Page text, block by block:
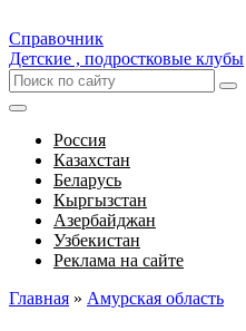
Справочник
Детские , подростковые клубы
Россия
Казахстан
Беларусь
Кыргызстан
Азербайджан
Узбекистан
Реклама на сайте
Главная » Амурская область